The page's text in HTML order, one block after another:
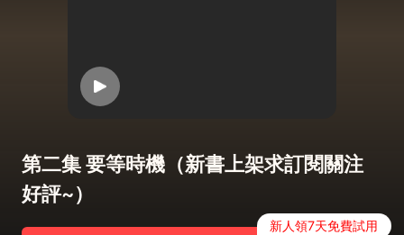
第二集 要等時機（新書上架求訂閱關注
好評~）
新人領7天免費試用